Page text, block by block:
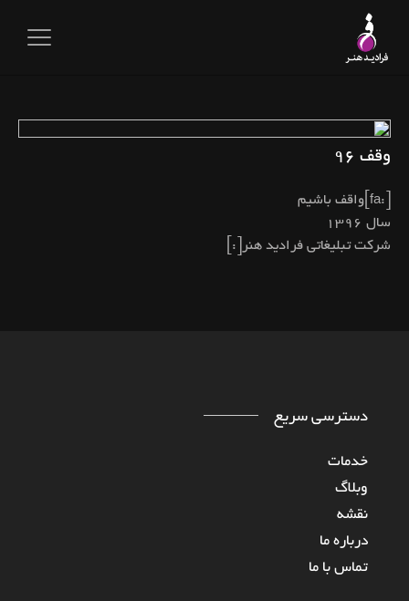
وقف ۹۶
[:fa]واقف باشیم
سال ۱۳۹۶
شرکت تبلیغاتی فرادید هنر[:]
دسترسی سریع
خدمات
وبلاگ
نقشه
درباره‌ ما
تماس با ما